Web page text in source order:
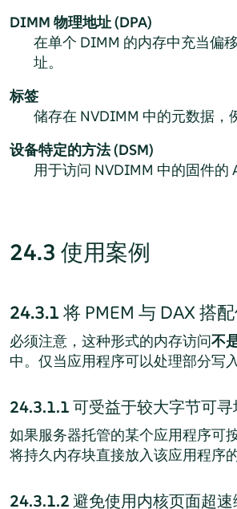
DIMM 物理地址 (DPA)
在单个 DIMM 的内存中充当偏
址。
标签
储存在 NVDIMM 中的元数据，
设备特定的方法 (DSM)
用于访问 NVDIMM 中的固件的
24.3 使用案例
24.3.1 将 PMEM 与 DAX 搭
必须注意，这种形式的内存访问不
中。仅当应用程序可以处理部分写
24.3.1.1可受益于较大字节可
如果服务器托管的某个应用程序可
将持久内存块直接放入该应用程序
24.3.1.2避免使用内核页面超速